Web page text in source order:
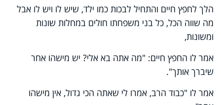
הלך לחפץ חיים והתחיל לבכות כמו ילד, שיש לו ויש לו אבל
מה שווה הכל, כל בני משפחתו חולים במחלות שונות
ומשונות,
אמר לו החפץ חיים: "מה אתה בא אלי? יש מישהו אחר
שיברך אותך".
אמר לו "כבוד הרב, אמרו לי שאתה הכי גדול, אין מישהו